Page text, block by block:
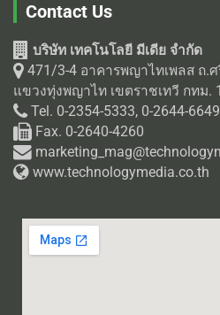
Contact Us
บริษัท เทคโนโลยี มีเดีย จำกัด
471/3-4 อาคารพญาไทเพลส ถ.ศ
แขวงทุ่งพญาไท เขตราชเทวี กทม.
Tel. 0-2354-5333, 0-2644-6649
Fax. 0-2640-4260
www.technologymedia.co.th